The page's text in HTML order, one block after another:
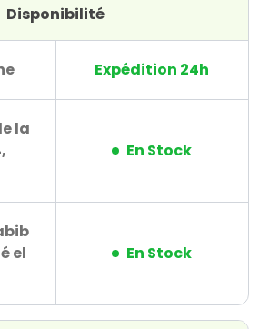
Disponibilité
Expédition 24h
la
En Stock
el
En Stock